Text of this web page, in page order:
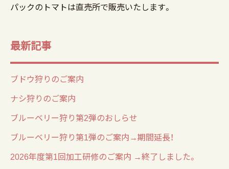
パックのトマトは直売所で販売いたします。
最新記事
ブドウ狩りのご案内
ナシ狩りのご案内
ブルーベリー狩り第2弾のおしらせ
ブルーベリー狩り第1弾のご案内→期間延長！
2026年度第1回加工研修のご案内 →終了しました。